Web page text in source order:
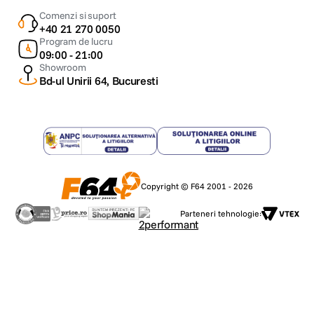
presiune pentru a pulveriza direct apa incalzita pe rola mopului, dizolvand
murdaria persistenta si reziduurile.
Doua raclete de mare viteza indeparteaza eficient apa murdara si petele,
Prin eliminarea contaminarii incrucisate in fiecare etapa, sistemul asigura
ca mopul ramane curat pe toata durata procesului, oferind rezultate fara
reziduuri si o curatare constanta.
Comenzi si suport
+40 21 270 0050
Program de lucru
09:00 - 21:00
Showroom
Bd-ul Unirii 64, Bucuresti
Copyright © F64 2001 - 2026
Parteneri tehnologie: